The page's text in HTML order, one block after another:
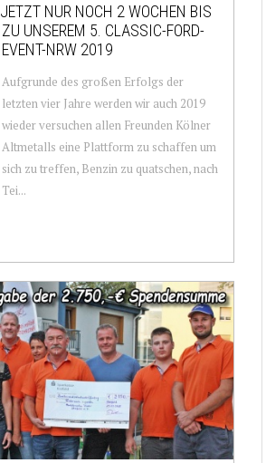
JETZT NUR NOCH 2 WOCHEN BIS
ZU UNSEREM 5. CLASSIC-FORD-
EVENT-NRW 2019
Aufgrunde des großen Erfolgs der
letzten vier Jahre werden wir auch 2019
wieder versuchen allen Freunden Kölner
Altmetalls eine Plattform zu schaffen um
sich zu treffen, Benzin zu quatschen, nach
Tei...